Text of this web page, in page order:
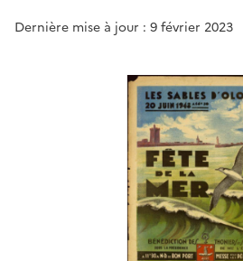
Dernière mise à jour : 9 février 2023